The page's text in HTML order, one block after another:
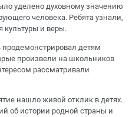
уделено духовному значению
человека. Ребята узнали,
культуры и веры.
детям
произвели на школьников
рассматривали
нашло живой отклик в детях.
об истории родной страны и